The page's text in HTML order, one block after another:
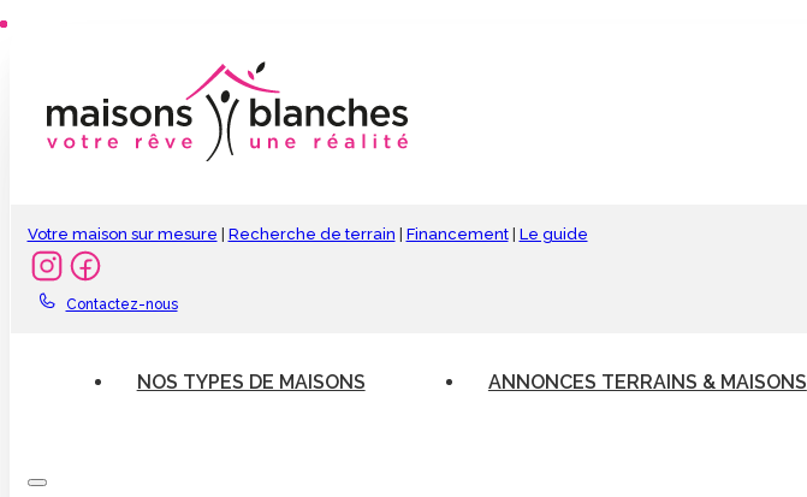
Votre maison sur mesure | Recherche de terrain | Financement| Le guide
Contactez-nous
NOS TYPES DE MAISONS ANNONCES TERRAINS & MAISONS